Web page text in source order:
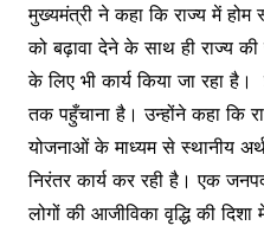
मुख्यमंत्री ने कहा कि राज्य में होम
को बढ़ावा देने के साथ ही राज्य
के लिए भी कार्य किया जा रहा
तक पहुँचाना है। उन्होंने कहा कि
योजनाओं के माध्यम से स्थानीय
निरंतर कार्य कर रही है। एक
लोगों की आजीविका वृद्धि की